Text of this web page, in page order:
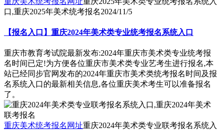
口,重庆2025年美术统考报名2024/11/5
【报名入口】重庆2024年美术类专业统考报名系统入口
重庆市教育考试院最新发布:2024年重庆市美术类专业统考报
名时间已定!为方便各位重庆市美术类专业艺考生进行报名,本
站已经同步官网发布的2024年重庆市美术类统考报名时间及报
名系统入口的最新相关信息,各位重庆美术考生可以准备报名
了。
重庆美术统考报名网址重庆2024年美术类专业联考报名系统入